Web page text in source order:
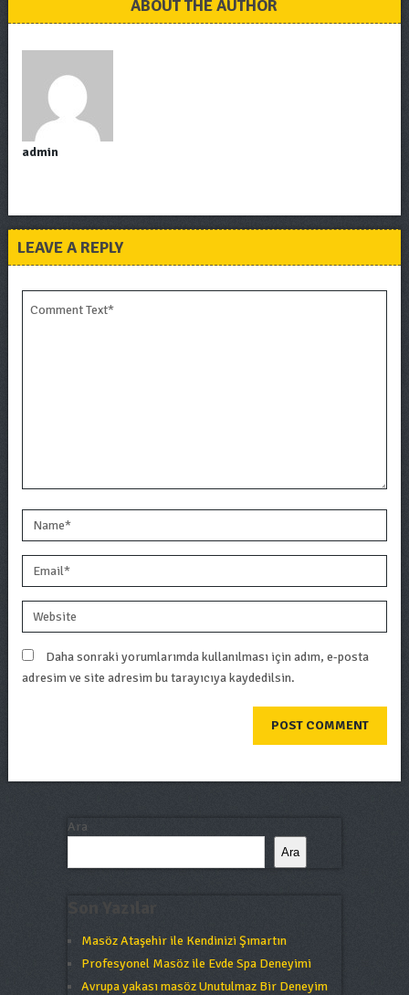
ABOUT THE AUTHOR
admin
LEAVE A REPLY
Daha sonraki yorumlarımda kullanılması için adım, e-posta
adresim ve site adresim bu tarayıcıya kaydedilsin.
Ara
Ara
Masöz Ataşehir ile Kendinizi Şımartın
Profesyonel Masöz ile Evde Spa Deneyimi
Avrupa yakası masöz Unutulmaz Bir Deneyim